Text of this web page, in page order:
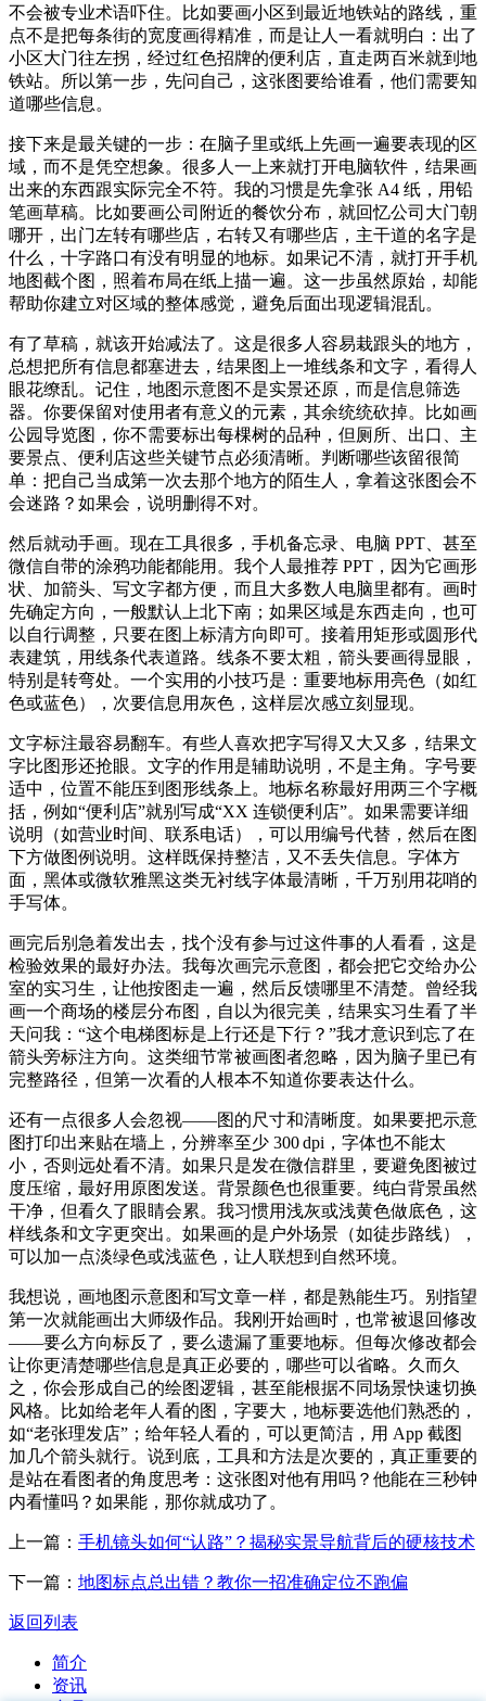
不会被专业术语吓住。比如要画小区到最近地铁站的路线，重
点不是把每条街的宽度画得精准，而是让人一看就明白：出了
小区大门往左拐，经过红色招牌的便利店，直走两百米就到地
铁站。所以第一步，先问自己，这张图要给谁看，他们需要知
道哪些信息。
接下来是最关键的一步：在脑子里或纸上先画一遍要表现的区
域，而不是凭空想象。很多人一上来就打开电脑软件，结果画
出来的东西跟实际完全不符。我的习惯是先拿张 A4 纸，用铅
笔画草稿。比如要画公司附近的餐饮分布，就回忆公司大门朝
哪开，出门左转有哪些店，右转又有哪些店，主干道的名字是
什么，十字路口有没有明显的地标。如果记不清，就打开手机
地图截个图，照着布局在纸上描一遍。这一步虽然原始，却能
帮助你建立对区域的整体感觉，避免后面出现逻辑混乱。
有了草稿，就该开始减法了。这是很多人容易栽跟头的地方，
总想把所有信息都塞进去，结果图上一堆线条和文字，看得人
眼花缭乱。记住，地图示意图不是实景还原，而是信息筛选
器。你要保留对使用者有意义的元素，其余统统砍掉。比如画
公园导览图，你不需要标出每棵树的品种，但厕所、出口、主
要景点、便利店这些关键节点必须清晰。判断哪些该留很简
单：把自己当成第一次去那个地方的陌生人，拿着这张图会不
会迷路？如果会，说明删得不对。
然后就动手画。现在工具很多，手机备忘录、电脑 PPT、甚至
微信自带的涂鸦功能都能用。我个人最推荐 PPT，因为它画形
状、加箭头、写文字都方便，而且大多数人电脑里都有。画时
先确定方向，一般默认上北下南；如果区域是东西走向，也可
以自行调整，只要在图上标清方向即可。接着用矩形或圆形代
表建筑，用线条代表道路。线条不要太粗，箭头要画得显眼，
特别是转弯处。一个实用的小技巧是：重要地标用亮色（如红
色或蓝色），次要信息用灰色，这样层次感立刻显现。
文字标注最容易翻车。有些人喜欢把字写得又大又多，结果文
字比图形还抢眼。文字的作用是辅助说明，不是主角。字号要
适中，位置不能压到图形线条上。地标名称最好用两三个字概
括，例如“便利店”就别写成“XX 连锁便利店”。如果需要详细
说明（如营业时间、联系电话），可以用编号代替，然后在图
下方做图例说明。这样既保持整洁，又不丢失信息。字体方
面，黑体或微软雅黑这类无衬线字体最清晰，千万别用花哨的
手写体。
画完后别急着发出去，找个没有参与过这件事的人看看，这是
检验效果的最好办法。我每次画完示意图，都会把它交给办公
室的实习生，让他按图走一遍，然后反馈哪里不清楚。曾经我
画一个商场的楼层分布图，自以为很完美，结果实习生看了半
天问我：“这个电梯图标是上行还是下行？”我才意识到忘了在
箭头旁标注方向。这类细节常被画图者忽略，因为脑子里已有
完整路径，但第一次看的人根本不知道你要表达什么。
还有一点很多人会忽视——图的尺寸和清晰度。如果要把示意
图打印出来贴在墙上，分辨率至少 300 dpi，字体也不能太
小，否则远处看不清。如果只是发在微信群里，要避免图被过
度压缩，最好用原图发送。背景颜色也很重要。纯白背景虽然
干净，但看久了眼睛会累。我习惯用浅灰或浅黄色做底色，这
样线条和文字更突出。如果画的是户外场景（如徒步路线），
可以加一点淡绿色或浅蓝色，让人联想到自然环境。
我想说，画地图示意图和写文章一样，都是熟能生巧。别指望
第一次就能画出大师级作品。我刚开始画时，也常被退回修改
——要么方向标反了，要么遗漏了重要地标。但每次修改都会
让你更清楚哪些信息是真正必要的，哪些可以省略。久而久
之，你会形成自己的绘图逻辑，甚至能根据不同场景快速切换
风格。比如给老年人看的图，字要大，地标要选他们熟悉的，
如“老张理发店”；给年轻人看的，可以更简洁，用 App 截图
加几个箭头就行。说到底，工具和方法是次要的，真正重要的
是站在看图者的角度思考：这张图对他有用吗？他能在三秒钟
内看懂吗？如果能，那你就成功了。
上一篇： 手机镜头如何“认路”？揭秘实景导航背后的硬核技术
下一篇： 地图标点总出错？教你一招准确定位不跑偏
返回列表
简介
资讯